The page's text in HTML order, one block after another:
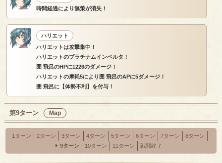
時間経過により無策が消失！
ハリエット
ハリエットは攻撃集中！
ハリエットのプラチナムインベルタ！
囲 飛呂のHPに1226のダメージ！
ハリエットの摩耗5により囲 飛呂のAPに5ダメージ！
囲 飛呂に【体勢不利】を付与！
第9ターン Map
1ターン 2ターン 3ターン 4ターン 5ターン 6ターン 7ターン
8ターン
9ターン
10ターン 11ターン 戦闘終了